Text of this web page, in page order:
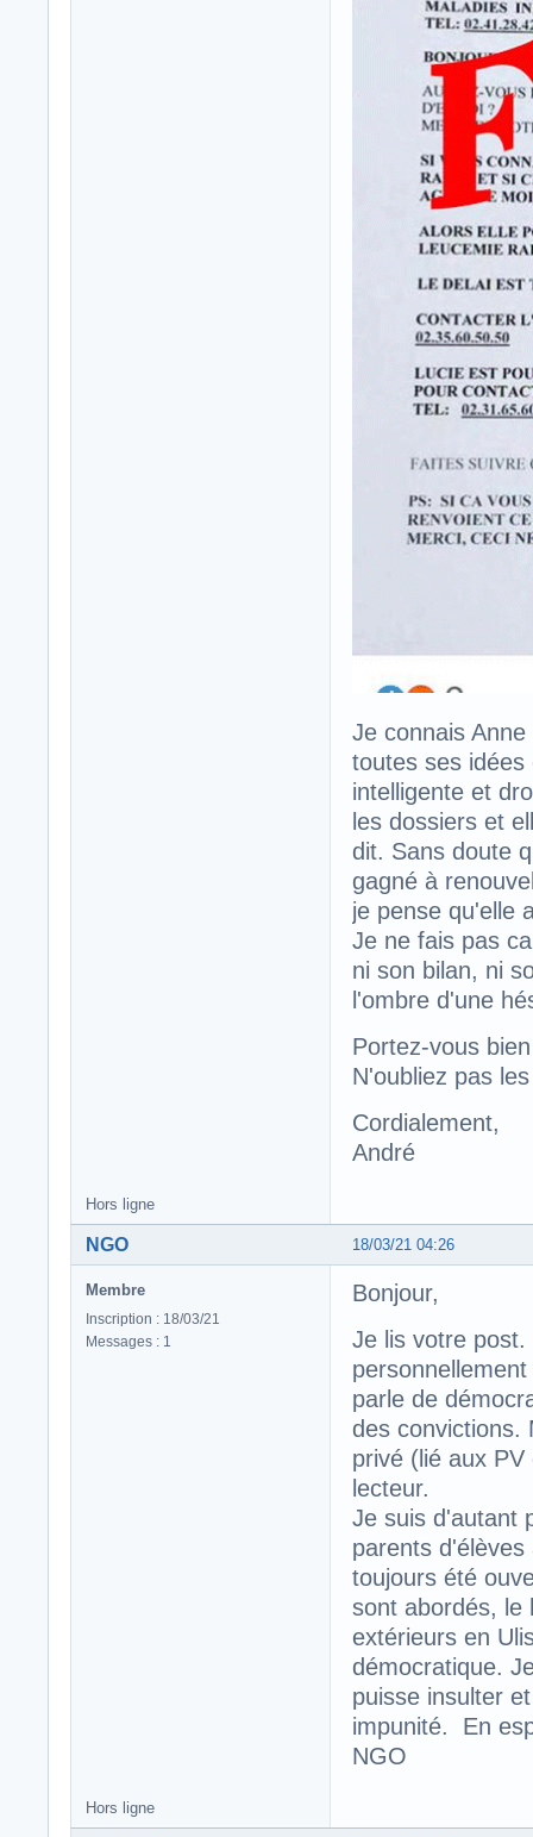
Je connais
toutes ses
intelligente et
les dossiers et
dit. Sans doute
gagné à
je pense qu'elle
Je ne fais pas
ni son bilan, ni
l'ombre d'une
Portez-vous
N'oubliez pas
Cordialement,
André
Hors ligne
18/03/21 04:26
NGO
Membre
Inscription : 18/03/21
Messages : 1
Bonjour,
Je lis votre
parle de
des convictions.
privé (lié aux
lecteur.
Je suis d'autant
parents
toujours été
sont abordés, le
extérieurs en
démocratique.
puisse insulter
impunité. En
NGO
Hors ligne